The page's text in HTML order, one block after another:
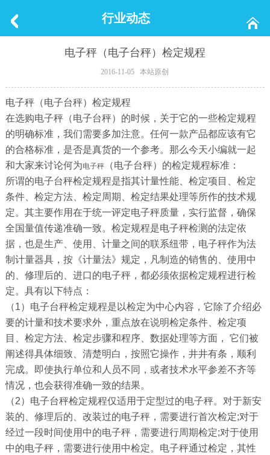
行业动态
电子秤（电子台秤）检定规程
2016-11-05 本站原创
电子秤（电子台秤）检定规程
在选购电子秤（电子台秤）的时候，关于它的一些检定规程
的明确标准，我们需要多加注意。任何一款产品都应该有它
的合格标准，是否是真货的一个参考。那么今天小编就一起
和大家来讨论何为电子秤（电子台秤）的检定规程标准：
所谓的电子台秤检定规程是指其计量性能、检定项目、检定
条件、检定方法、检定周期、检定结果处理等所作的技术规
定。其主要作用在于统一评定电子秤质量，实行监督，确保
全国量值传递准确一致。检定规程是电子秤检测的法定依
据，也是生产、使用、计量之间的联系纽带，电子秤作为法
制计量器具，按《计量法》规定，凡制造的销售的、使用中
的、修理后的、进口的电子秤，都必须依据检定规程进行检
定。具有以下特点：
（1）电子台秤检定规程是以检定为中心内容，它除了介绍必
要的计量和技术要求外，重点放在说明检定条件、检定项
目、检定方法、检定步骤和程序、数据处理等方面，
它们被
阐述得具体细致、清楚明白，按照它操作，井井有条，顺利
完成。即使执行单位和人员不同，或者技术水平参差不齐等
情况，也会获得准确一致的结果。
（2）电子台秤检定规程仅适用于定型过的电子秤。对于新安
装的、修理后的、改装过的电子秤，需要进行首次检定;对于
经过一段时间使用中的电子秤，需要进行周期检定;对于使用
中的电子秤，需要进行使用中检定。电子秤通过检定，其性